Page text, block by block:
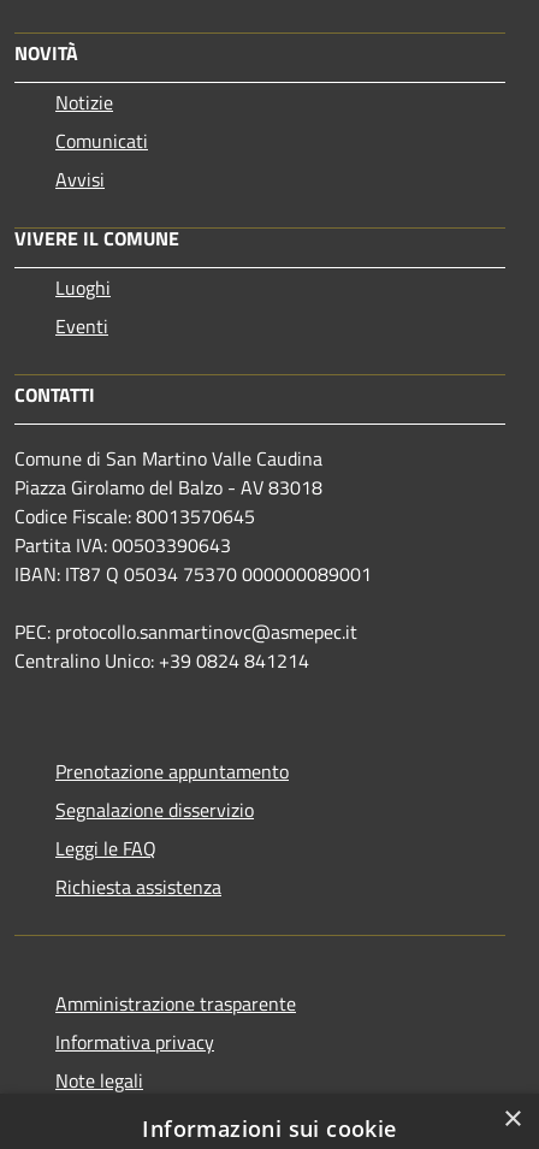
NOVITÀ
Notizie
Comunicati
Avvisi
VIVERE IL COMUNE
Luoghi
Eventi
CONTATTI
Comune di San Martino Valle Caudina
Piazza Girolamo del Balzo - AV 83018
Codice Fiscale: 80013570645
Partita IVA: 00503390643
IBAN: IT87 Q 05034 75370 000000089001
PEC: protocollo.sanmartinovc@asmepec.it
Centralino Unico: +39 0824 841214
Prenotazione appuntamento
Segnalazione disservizio
Leggi le FAQ
Richiesta assistenza
Amministrazione trasparente
Informativa privacy
Note legali
Dichiarazione di accessibilità
×
Informazioni sui cookie